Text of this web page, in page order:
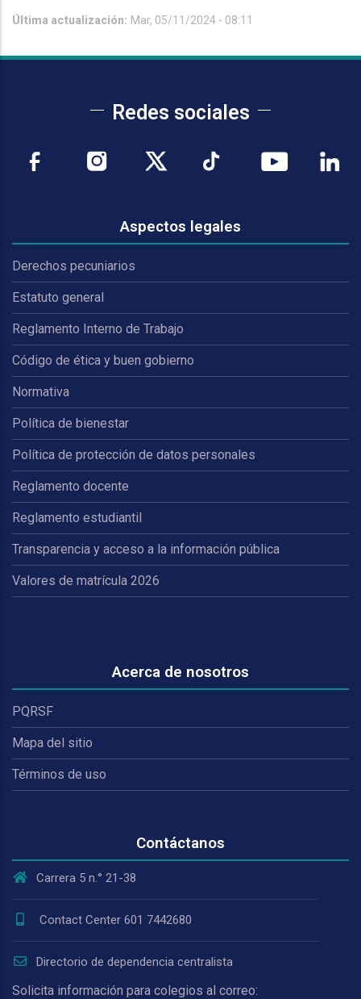
Última actualización: Mar, 05/11/2024 - 08:11
Redes sociales
Aspectos legales
Derechos pecuniarios
Estatuto general
Reglamento Interno de Trabajo
Código de ética y buen gobierno
Normativa
Política de bienestar
Política de protección de datos personales
Reglamento docente
Reglamento estudiantil
Transparencia y acceso a la información pública
Valores de matrícula 2026
Acerca de nosotros
PQRSF
Mapa del sitio
Términos de uso
Contáctanos
Carrera 5 n.° 21-38
Contact Center 601 7442680
Directorio de dependencia centralista
Solicita información para colegios al correo: